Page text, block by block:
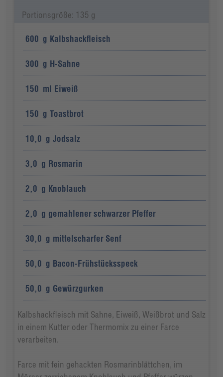
Portionsgröße: 135 g
600 g Kalbshackfleisch
300 g H-Sahne
150 ml Eiweiß
150 g Toastbrot
10,0 g Jodsalz
3,0 g Rosmarin
2,0 g Knoblauch
2,0 g gemahlener schwarzer Pfeffer
30,0 g mittelscharfer Senf
50,0 g Bacon-Frühstücksspeck
50,0 g Gewürzgurken
Kalbshackfleisch mit Sahne, Eiweiß, Weißbrot und Salz
in einem Kutter oder Thermomix zu einer Farce
verarbeiten.
Farce mit fein gehackten Rosmarinblättchen, im